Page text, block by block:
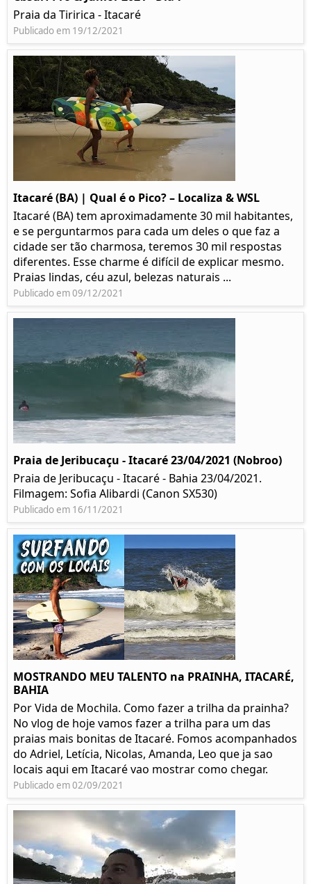
Praia da Tiririca - Itacaré
Publicado em 19/12/2021
Itacaré (BA) | Qual é o Pico? – Localiza & WSL​​
Itacaré (BA) tem aproximadamente 30 mil habitantes,
e se perguntarmos para cada um deles o que faz a
cidade ser tão charmosa, teremos 30 mil respostas
diferentes. Esse charme é difícil de explicar mesmo.
Praias lindas, céu azul, belezas naturais ...
Publicado em 09/12/2021
Praia de Jeribucaçu - Itacaré 23/04/2021 (Nobroo)
Praia de Jeribucaçu - Itacaré - Bahia 23/04/2021.
Filmagem: Sofia Alibardi (Canon SX530)
Publicado em 16/11/2021
MOSTRANDO MEU TALENTO na PRAINHA, ITACARÉ,
BAHIA
Por Vida de Mochila. Como fazer a trilha da prainha?
No vlog de hoje vamos fazer a trilha para um das
praias mais bonitas de Itacaré. Fomos acompanhados
do Adriel, Letícia, Nicolas, Amanda, Leo que ja sao
locais aqui em Itacaré vao mostrar como chegar.
Publicado em 02/09/2021